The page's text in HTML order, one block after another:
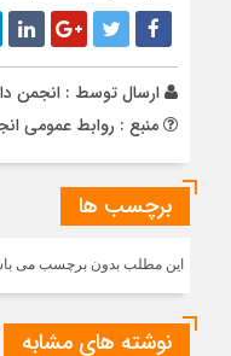
ارسال توسط : انجمن
منبع : روابط عمومی
برچسب ها
این مطلب بدون برچسب می
نوشته های مشابه